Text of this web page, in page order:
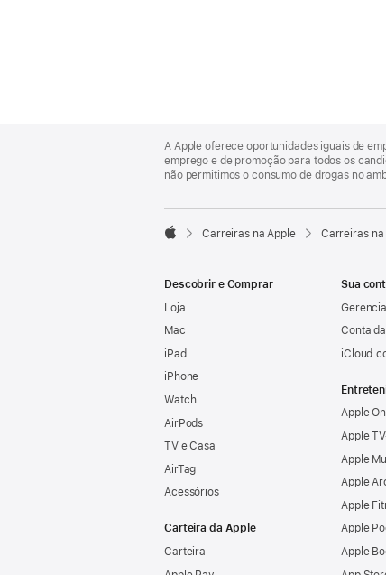
Footer
A Apple oferece oportunidades iguais de
emprego e de promoção para todos os
não permitimos o consumo de drogas no

Carreiras na Apple Carreiras na
Descobrir e Comprar
Loja
Mac
iPad
iPhone
Watch
AirPods
TV e Casa
AirTag
Acessórios
Carteira da Apple
Carteira
Sua
Conta
Apple
Apple
Apple
Apple
Apple
Apple
Apple